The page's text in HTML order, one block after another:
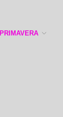
PRIMAVERA